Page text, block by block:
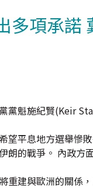
多項承諾
黨魁施紀賢(Keir
望平息地方選舉慘
朗的戰爭。 內政方
重建與歐洲的關係